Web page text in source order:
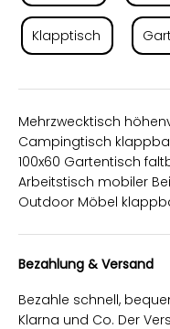
Klapptisch
Mehrzwecktisch
Campingtisch
100x60 Gartentisch
Arbeitstisch mobiler
Outdoor Möbel
Bezahlung & Versand
Bezahle schnell,
Klarna und Co. Der